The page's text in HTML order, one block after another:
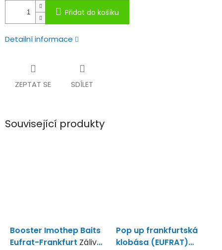
Přidat do košíku
Detailní informace
ZEPTAT SE SDÍLET
Související produkty
Booster Imothep Baits
Eufrat-Frankfurt Zálivka
Pop up frankfurtská
klobása (EUFRAT)